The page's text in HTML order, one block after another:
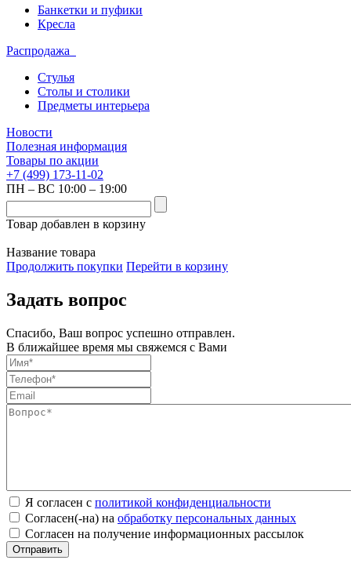
Банкетки и пуфики
Кресла
Распродажа
Стулья
Столы и столики
Предметы интерьера
Новости
Полезная информация
Товары по акции
+7 (499) 173-11-02
ПН – ВС 10:00 – 19:00
Товар добавлен в корзину
Название товара
Продолжить покупки Перейти в корзину
Задать вопрос
Спасибо, Ваш вопрос успешно отправлен.
В ближайшее время мы свяжемся с Вами
Я согласен с политикой конфиденциальности
Согласен(-на) на обработку персональных данных
Согласен на получение информационных рассылок